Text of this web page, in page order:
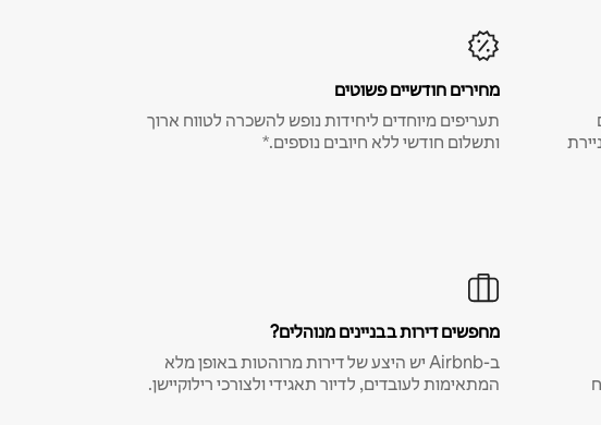
מחירים חודשיים פשוטים
תעריפים מיוחדים ליחידות נופש להשכרה לטווח ארוך
ותשלום חודשי ללא חיובים נוספים.*
מחפשים דירות בבניינים מנוהלים?
ב-Airbnb יש היצע של דירות מרוהטות באופן מלא
המתאימות לעובדים, לדיור תאגידי ולצורכי רילוקיישן.